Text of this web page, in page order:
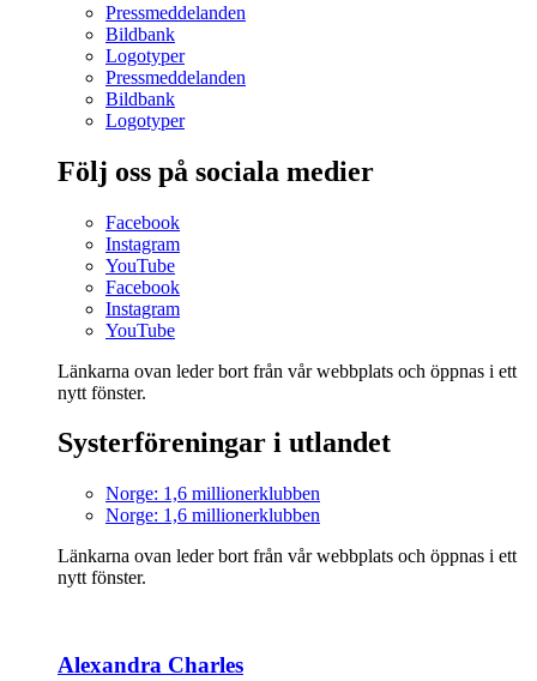
Pressmeddelanden
Bildbank
Logotyper
Pressmeddelanden
Bildbank
Logotyper
Följ oss på sociala medier
Facebook
Instagram
YouTube
Facebook
Instagram
YouTube
Länkarna ovan leder bort från vår webbplats och öppnas i ett
nytt fönster.
Systerföreningar i utlandet
Norge: 1,6 millionerklubben
Norge: 1,6 millionerklubben
Länkarna ovan leder bort från vår webbplats och öppnas i ett
nytt fönster.
Alexandra Charles